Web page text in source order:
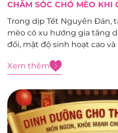
CHĂM SÓC CHÓ MÈO KHI
Trong dịp Tết Nguyên Đán,
mèo có xu hướng gia tăng
đổi, mật độ sinh hoạt cao
đóng vai trò...
Xem thêm